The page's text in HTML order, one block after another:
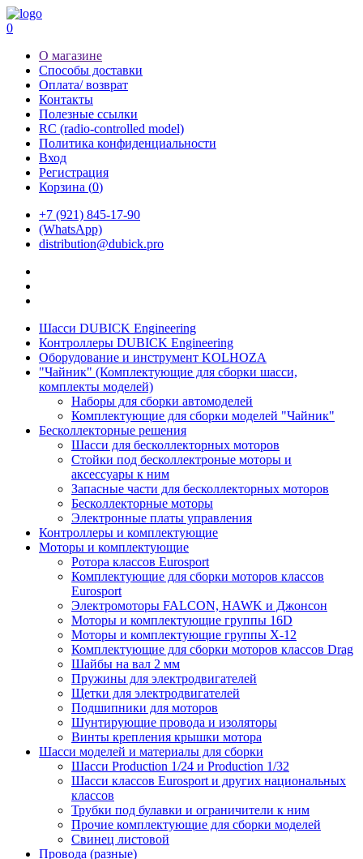
0
О магазине
Способы доставки
Оплата/ возврат
Контакты
Полезные ссылки
RC (radio-controlled model)
Политика конфиденциальности
Вход
Регистрация
Корзина (0)
+7 (921) 845-17-90
(WhatsApp)
distribution@dubick.pro
Шасси DUBICK Engineering
Контроллеры DUBICK Engineering
Оборудование и инструмент KOLHOZA
"Чайник" (Комплектующие для сборки шасси,
комплекты моделей)
Наборы для сборки автомоделей
Комплектующие для сборки моделей "Чайник"
Бесколлекторные решения
Шасси для бесколлекторных моторов
Стойки под бесколлектроные моторы и
аксессуары к ним
Запасные части для бесколлекторных моторов
Бесколлекторные моторы
Электронные платы управления
Контроллеры и комплектующие
Моторы и комплектующие
Ротора классов Eurosport
Комплектующие для сборки моторов классов
Eurosport
Электромоторы FALCON, HAWK и Джонсон
Моторы и комплектующие группы 16D
Моторы и комплектующие группы Х-12
Комплектующие для сборки моторов классов Drag
Шайбы на вал 2 мм
Пружины для электродвигателей
Щетки для электродвигателей
Подшипники для моторов
Шунтирующие провода и изоляторы
Винты крепления крышки мотора
Шасси моделей и материалы для сборки
Шасси Production 1/24 и Production 1/32
Шасси классов Eurosport и других национальных
классов
Трубки под булавки и ограничители к ним
Прочие комплектующие для сборки моделей
Свинец листовой
Проводa (разные)